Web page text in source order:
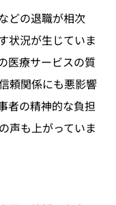
どの退職が相次
状況が生じていま
医療サービスの質
頼関係にも悪影響
者の精神的な負担
声も上がっていま